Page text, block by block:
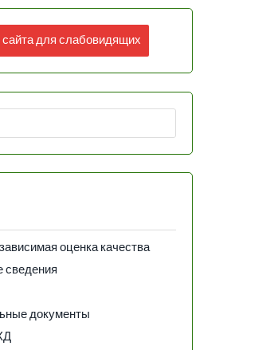
для слабовидящих
оценка качества
документы